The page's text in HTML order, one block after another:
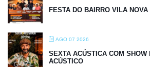
FESTA DO BAIRRO VILA
AGO 07 2026
SEXTA ACÚSTICA COM SHOW
ACÚSTICO